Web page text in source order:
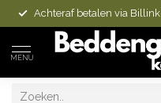
Achteraf betalen via Billink
MENU